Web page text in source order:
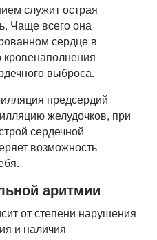
служит острая
Чаще всего она
сердце в
кровенаполнения
выброса.
предсердий
желудочков, при
сердечной
возможность
аритмии
от степени нарушения
и наличия